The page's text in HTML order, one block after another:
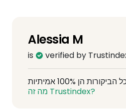
Alessia M
is verified by
מה זה Trustindex?